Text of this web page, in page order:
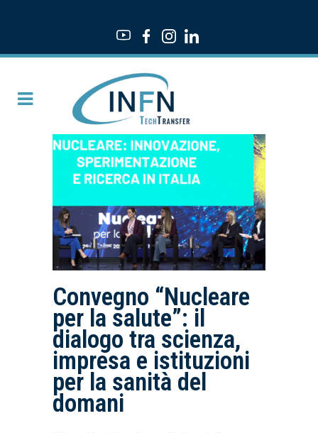
Convegno “Nucleare
per la salute”: il
dialogo tra scienza,
impresa e istituzioni
per la sanità del
domani